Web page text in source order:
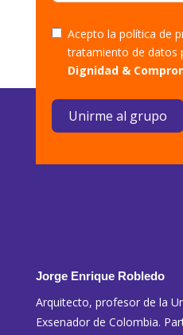
Acepto la política de
tratamiento de datos
Dignidad &
Unirme al grupo
Jorge Enrique Robledo
Arquitecto, profesor de la
Exsenador de Colombia.